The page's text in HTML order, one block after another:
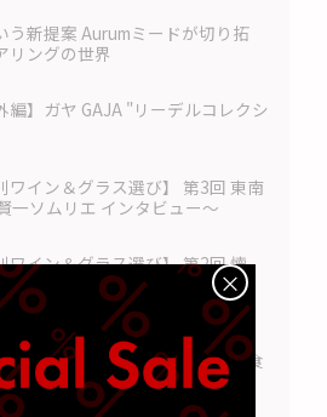
う新提案 Aurumミードが切り拓
リングの世界
編】ガヤ GAJA "リーデルコレクシ
ワイン＆グラス選び】 第3回 東南
一ソムリエ インタビュー〜
ワイン＆グラス選び】 第2回 懐
編 〜太田賢一ソムリエ インタ
ワイン＆グラス選び】 第1回 和食
インタビュー〜
×